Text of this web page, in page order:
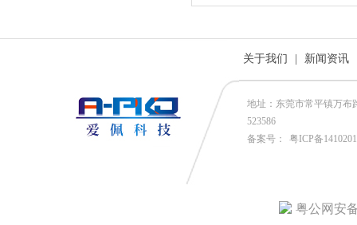
关于我们 新闻资讯
地址：东莞市常平镇万布
523586
备案号：
粤ICP备
粤公网安